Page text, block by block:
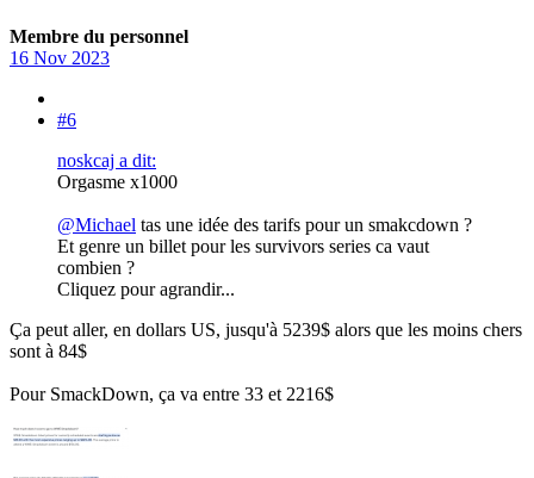
Membre du personnel
16 Nov 2023
#6
noskcaj a dit:
Orgasme x1000
@Michael tas une idée des tarifs pour un smakcdown ?
Et genre un billet pour les survivors series ca vaut
combien ?
Cliquez pour agrandir...
Ça peut aller, en dollars US, jusqu'à 5239$ alors que les moins chers
sont à 84$
Pour SmackDown, ça va entre 33 et 2216$